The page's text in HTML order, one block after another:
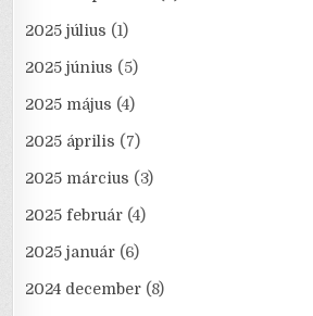
2025 július (1)
2025 június (5)
2025 május (4)
2025 április (7)
2025 március (3)
2025 február (4)
2025 január (6)
2024 december (8)